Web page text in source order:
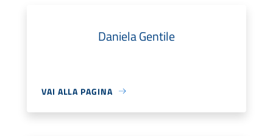
Daniela Gentile
VAI ALLA PAGINA